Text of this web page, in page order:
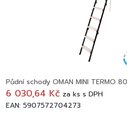
Půdní schody OMAN MINI TERMO
6 030,64 Kč za ks s DPH
EAN: 5907572704273